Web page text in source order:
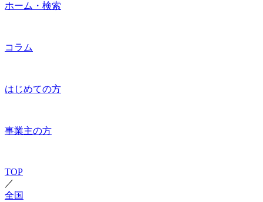
ホーム・検索
コラム
はじめての方
事業主の方
TOP
／
全国